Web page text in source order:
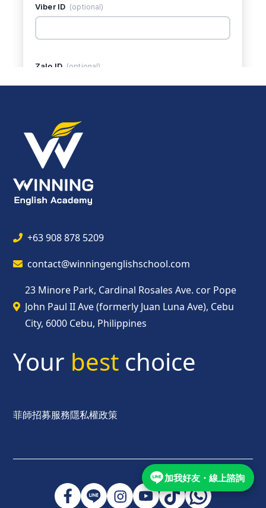
+63 908 878 5209
contact@winningenglishschool.com
23 Minore Park, Cardinal Rosales Ave. cor Pope
John Paul II Ave (formerly Juan Luna Ave), Cebu
City, 6000 Cebu, Philippines
Your best choice
菲師招募服務隱私權政策
加我好友・線上諮詢